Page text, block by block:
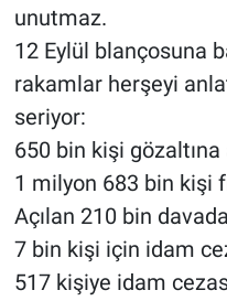
unutmaz.
12 Eylül blançosuna
rakamlar herşeyi
seriyor:
650 bin kişi gözaltına
1 milyon 683 bin kişi
Açılan 210 bin
7 bin kişi için idam
517 kişiye idam